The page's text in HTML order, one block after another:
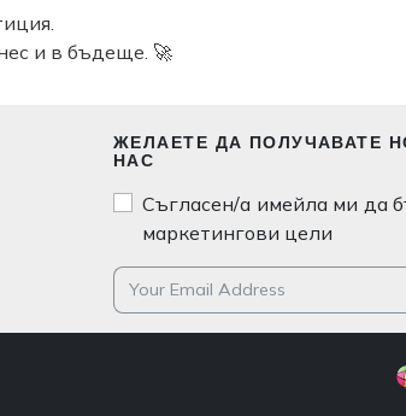
и в бъдеще. 🚀
ЖЕЛАЕТЕ ДА ПОЛУЧАВАТЕ
НАС
Съгласен/а имейла ми да
маркетингови цели